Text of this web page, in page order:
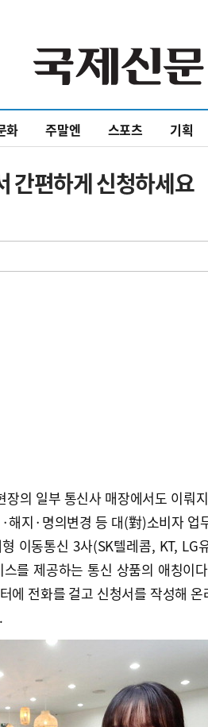
화 주말엔 스포츠 기획
간편하게 신청하세요
의 일부 통신사 매장에서도 이뤄
해지·명의변경 등 대(對)소비자 업
이동통신 3사(SK텔레콤, KT, LG
를 제공하는 통신 상품의 애칭이
에 전화를 걸고 신청서를 작성해